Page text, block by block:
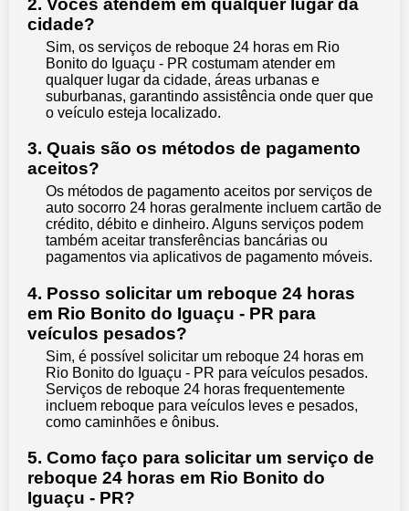
2. Vocês atendem em qualquer lugar da
cidade?
Sim, os serviços de reboque 24 horas em Rio
Bonito do Iguaçu - PR costumam atender em
qualquer lugar da cidade, áreas urbanas e
suburbanas, garantindo assistência onde quer que
o veículo esteja localizado.
3. Quais são os métodos de pagamento
aceitos?
Os métodos de pagamento aceitos por serviços de
auto socorro 24 horas geralmente incluem cartão de
crédito, débito e dinheiro. Alguns serviços podem
também aceitar transferências bancárias ou
pagamentos via aplicativos de pagamento móveis.
4. Posso solicitar um reboque 24 horas
em Rio Bonito do Iguaçu - PR para
veículos pesados?
Sim, é possível solicitar um reboque 24 horas em
Rio Bonito do Iguaçu - PR para veículos pesados.
Serviços de reboque 24 horas frequentemente
incluem reboque para veículos leves e pesados,
como caminhões e ônibus.
5. Como faço para solicitar um serviço de
reboque 24 horas em Rio Bonito do
Iguaçu - PR?